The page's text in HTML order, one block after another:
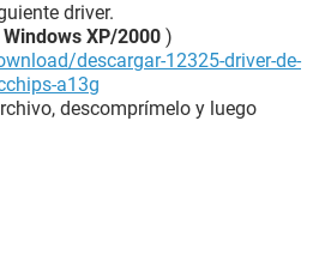
driver.
Windows XP/2000 )
descargar-12325-driver-de-
a13g
descomprímelo y luego